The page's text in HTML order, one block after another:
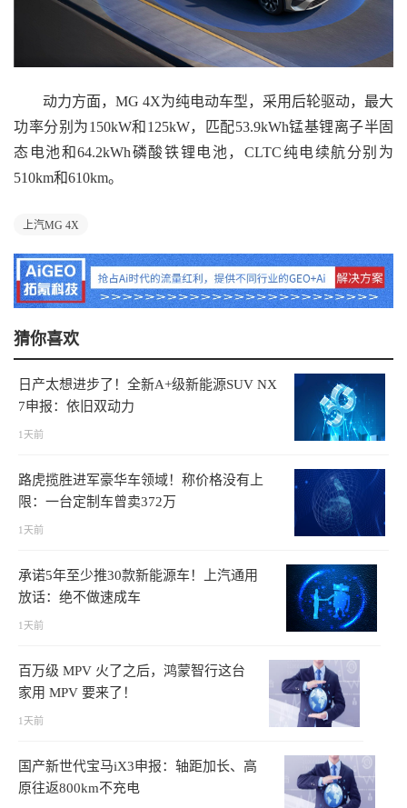
动力方面，MG 4X为纯电动车型，采用后轮驱动，最大
功率分别为150kW和125kW，匹配53.9kWh锰基锂离子半固
态电池和64.2kWh磷酸铁锂电池，CLTC纯电续航分别为
510km和610km。
上汽MG 4X
猜你喜欢
日产太想进步了！全新A+级新能源SUV NX
7申报：依旧双动力
1天前
路虎揽胜进军豪华车领域！称价格没有上
限：一台定制车曾卖372万
1天前
承诺5年至少推30款新能源车！上汽通用
放话：绝不做速成车
1天前
百万级 MPV 火了之后，鸿蒙智行这台
家用 MPV 要来了！
1天前
国产新世代宝马iX3申报：轴距加长、高
原往返800km不充电